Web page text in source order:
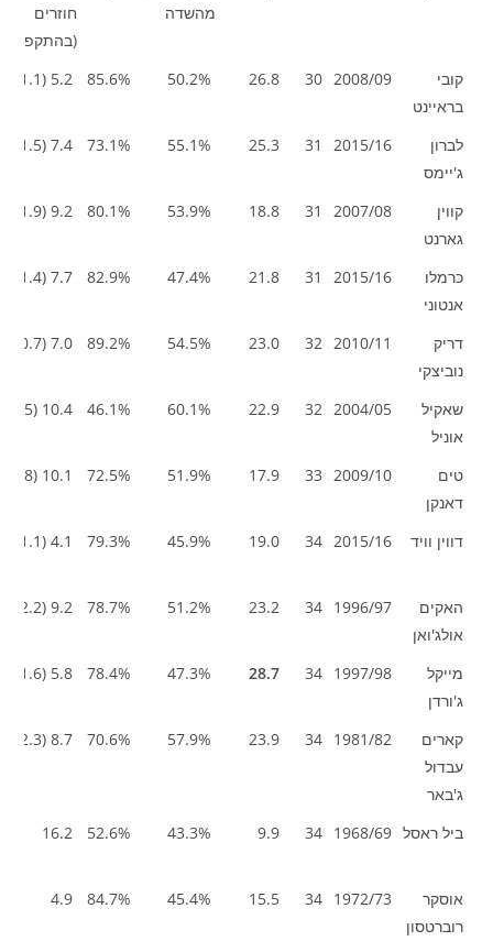
מהשדה
חוזרים
(בהתקפה)
שם
השחקן
עונה גיל
ממוצע
אחוז
אחוז
ממוצע
(בהתקפה)
קובי
בראיינט
2008/09
30
26.8
50.2%
85.6%
5.2 (1.1)
לברון
ג'יימס
2015/16
31
25.3
55.1%
73.1%
7.4 (1.5)
קווין
גארנט
2007/08
31
18.8
53.9%
80.1%
9.2 (1.9)
כרמלו
אנטוני
2015/16
31
21.8
47.4%
82.9%
7.7 (1.4)
דריק
נוביצקי
2010/11
32
23.0
54.5%
89.2%
7.0 (0.7)
שאקיל
אוניל
2004/05
32
22.9
60.1%
46.1%
10.4 (3.5)
טים
דאנקן
2009/10
33
17.9
51.9%
72.5%
10.1 (2.8)
דווין וויד 2015/16
34
19.0
45.9%
79.3%
4.1 (1.1)
האקים
אולג'ואן
1996/97
34
23.2
51.2%
78.7%
9.2 (2.2)
מייקל
ג'ורדן
1997/98
34
28.7
47.3%
78.4%
5.8 (1.6)
קארים
עבדול
ג'באר
1981/82
34
23.9
57.9%
70.6%
8.7 (2.3)
ביל ראסל 1968/69
34
9.9
43.3%
52.6%
16.2
אוסקר
רוברטסון
1972/73
34
15.5
45.4%
84.7%
4.9